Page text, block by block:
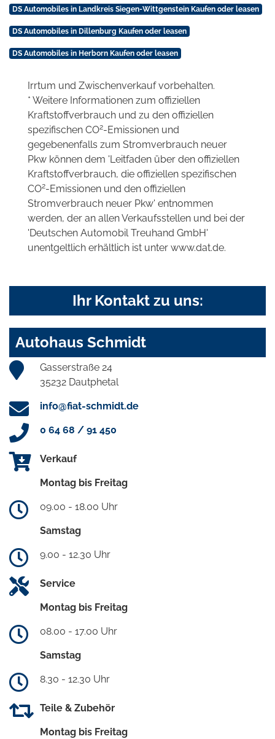
DS Automobiles in Landkreis Siegen-Wittgenstein Kaufen oder leasen
DS Automobiles in Dillenburg Kaufen oder leasen
DS Automobiles in Herborn Kaufen oder leasen
Irrtum und Zwischenverkauf vorbehalten.
* Weitere Informationen zum offiziellen
Kraftstoffverbrauch und zu den offiziellen
spezifischen CO2-Emissionen und
gegebenenfalls zum Stromverbrauch neuer
Pkw können dem 'Leitfaden über den offiziellen
Kraftstoffverbrauch, die offiziellen spezifischen
CO2-Emissionen und den offiziellen
Stromverbrauch neuer Pkw' entnommen
werden, der an allen Verkaufsstellen und bei der
'Deutschen Automobil Treuhand GmbH'
unentgeltlich erhältlich ist unter www.dat.de.
Ihr Kontakt zu uns:
Autohaus Schmidt
Gasserstraße 24
35232 Dautphetal
info@fiat-schmidt.de
0 64 68 / 91 450
Verkauf
Montag bis Freitag
09.00 - 18.00 Uhr
Samstag
9.00 - 12.30 Uhr
Service
Montag bis Freitag
08.00 - 17.00 Uhr
Samstag
8.30 - 12.30 Uhr
Teile & Zubehör
Montag bis Freitag